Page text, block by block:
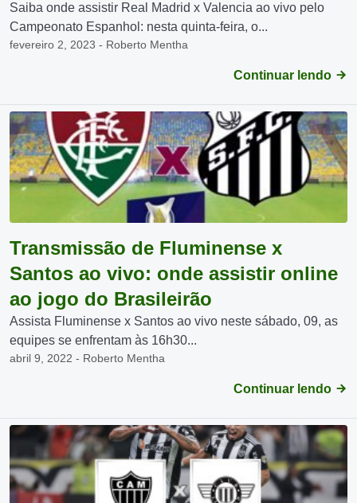
Saiba onde assistir Real Madrid x Valencia ao vivo pelo
Campeonato Espanhol: nesta quinta-feira, o...
fevereiro 2, 2023 - Roberto Mentha
Continuar lendo
Transmissão de Fluminense x
Santos ao vivo: onde assistir online
ao jogo do Brasileirão
Assista Fluminense x Santos ao vivo neste sábado, 09, as
equipes se enfrentam às 16h30...
abril 9, 2022 - Roberto Mentha
Continuar lendo